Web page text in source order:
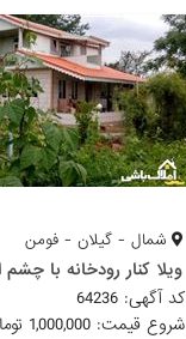
شمال - گیلان - فومن
ویلا کنار رودخانه با چشم
کد آگهی: 64236
شروع قیمت: 1,000,000 تومان